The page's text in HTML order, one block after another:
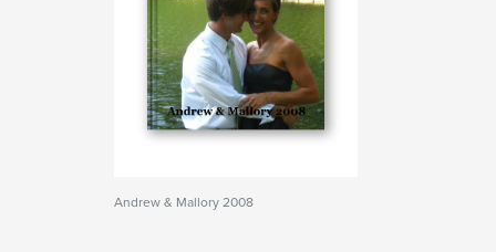
Andrew & Mallory 2008